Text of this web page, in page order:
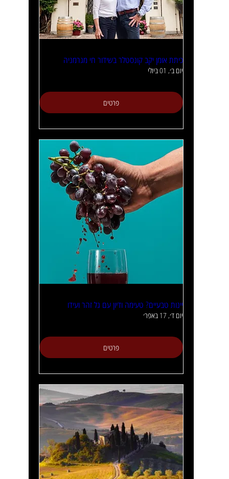
כיתת אומן יקב קונסטלר בשידור חי מגרמניה
יום ב׳, 01 ביולי
פרטים
יינות טבעיים? טעימה ודיון עם גל זהר ועידו
יום ד׳, 17 באפר׳
פרטים